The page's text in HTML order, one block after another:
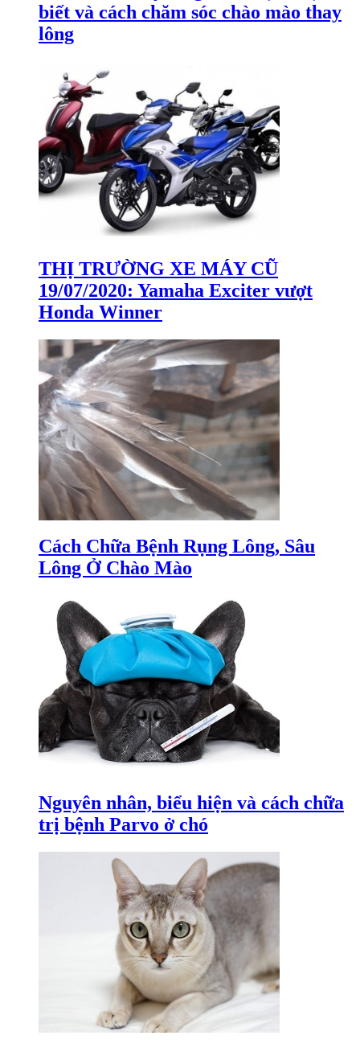
biết và cách chăm sóc chào mào thay
lông
THỊ TRƯỜNG XE MÁY CŨ
19/07/2020: Yamaha Exciter vượt
Honda Winner
Cách Chữa Bệnh Rụng Lông, Sâu
Lông Ở Chào Mào
Nguyên nhân, biểu hiện và cách chữa
trị bệnh Parvo ở chó